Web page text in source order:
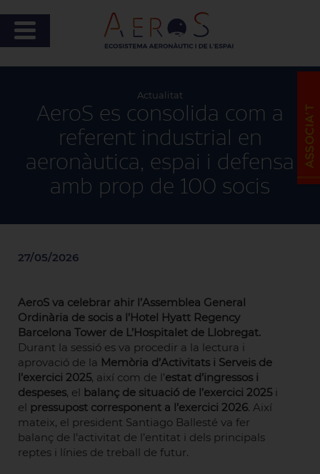
Actualitat
AeroS es consolida com a
referent industrial en
aeronàutica, espai i defensa
amb prop de 100 socis
27/05/2026
AeroS va celebrar ahir l’Assemblea General
Ordinària de socis a l’Hotel Hyatt Regency
Barcelona Tower de L’Hospitalet de Llobregat.
Durant la sessió es va procedir a la lectura i
aprovació de la Memòria d’Activitats i Serveis de
l’exercici 2025, així com de l’estat d’ingressos i
despeses, el balanç de situació de l’exercici 2025 i
el pressupost corresponent a l’exercici 2026. Així
mateix, el president Santiago Ballesté va fer
balanç de l’activitat de l’entitat i dels principals
reptes i línies de treball de futur.